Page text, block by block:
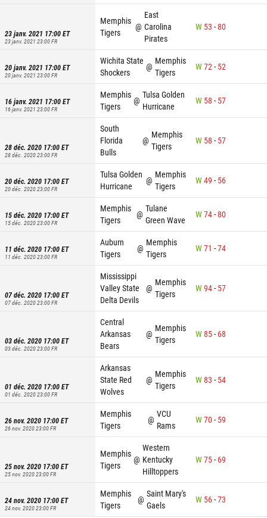
23 janv. 2021 17:00ET
23 janv. 2021 23:00FR
Memphis
Tigers
@
East
Carolina
Pirates
W 53 -80
20 janv. 2021 17:00ET
20 janv. 2021 23:00FR
Wichita State
Shockers
@
Memphis
Tigers
W72- 52
16 janv. 2021 17:00ET
16 janv. 2021 23:00FR
Memphis
Tigers
@
Tulsa Golden
Hurricane
W 58 - 57
28 déc. 2020 17:00ET
28 déc. 2020 23:00FR
South
Florida
Bulls
@
Memphis
Tigers
W 58 - 57
20 déc. 2020 17:00ET
20 déc. 2020 23:00FR
Tulsa Golden
Hurricane
@
Memphis
Tigers
W49 - 56
15 déc. 2020 17:00ET
15 déc. 2020 23:00FR
Memphis
Tigers
@
Tulane
Green Wave
W74-80
11 déc. 2020 17:00ET
11 déc. 2020 23:00FR
Auburn
Tigers
@
Memphis
Tigers
W71 -74
07 déc. 2020 17:00ET
07 déc. 2020 23:00FR
Mississippi
Valley State
Delta Devils
@
Memphis
Tigers
W94- 57
03 déc. 2020 17:00ET
03 déc. 2020 23:00FR
Central
Arkansas
Bears
@
Memphis
Tigers
W85- 68
01 déc. 2020 17:00ET
01 déc. 2020 23:00FR
Arkansas
State Red
Wolves
@
Memphis
Tigers
W83 - 54
26 nov. 2020 17:00ET
26 nov. 2020 23:00FR
Memphis
Tigers
@
VCU
Rams
W70- 59
25 nov. 2020 17:00ET
25 nov. 2020 23:00FR
Memphis
Tigers
@
Western
Kentucky
Hilltoppers
W75- 69
24 nov. 2020 17:00ET
24 nov. 2020 23:00FR
Memphis
Tigers
@
Saint Mary's
Gaels
W 56-73